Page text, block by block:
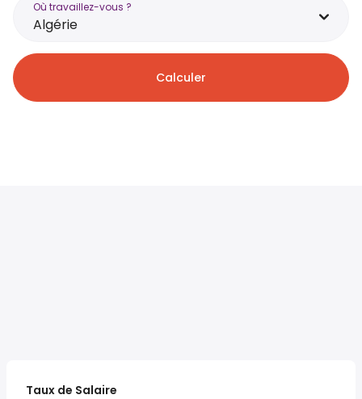
Où travaillez-vous ?
Algérie
Calculer
Taux de Salaire